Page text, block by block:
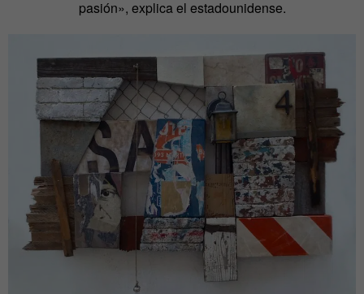
pasión», explica el estadounidense.